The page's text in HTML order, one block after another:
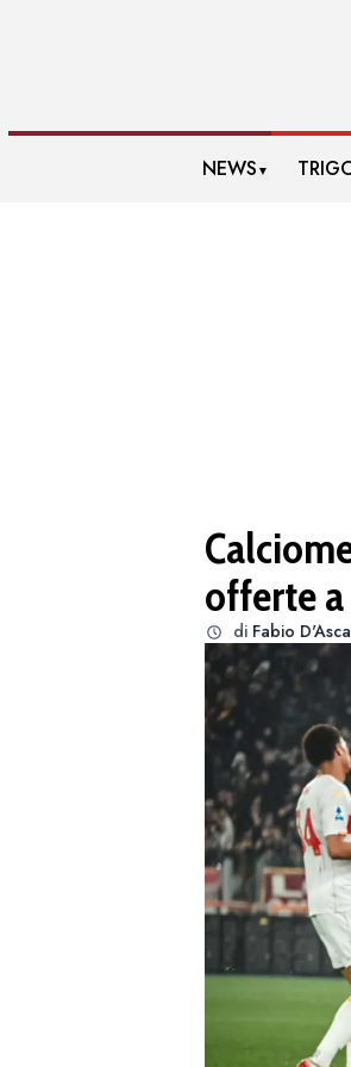
NEWS ▼
offerte
di Fabio